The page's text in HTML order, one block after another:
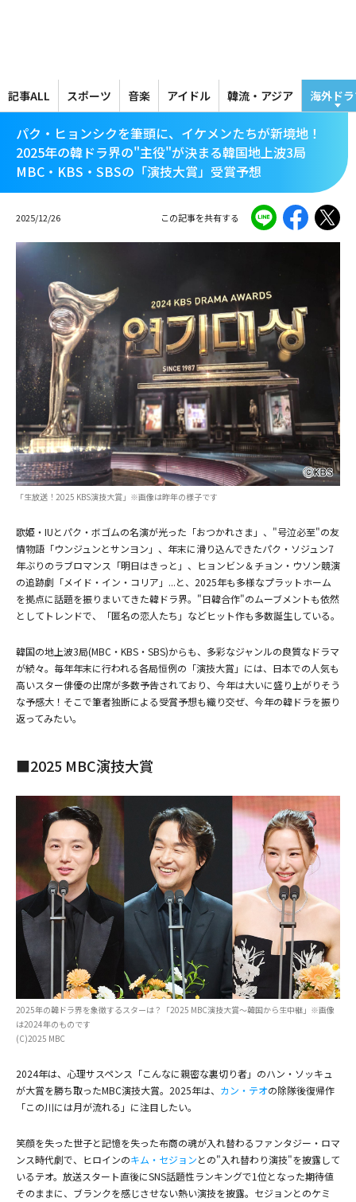
テ
ン
記事ALL スポーツ 音楽 アイドル 韓流・アジア 海外ド
パク・ヒョンシクを筆頭に、イケメンたちが新境地！
2025年の韓ドラ界の"主役"が決まる韓国地上波3局
MBC・KBS・SBSの「演技大賞」受賞予想
2025/12/26 この記事を共有する
「生放送！2025 KBS演技大賞」※画像は昨年の様子です
歌姫・IUとパク・ボゴムの名演が光った「おつかれさま」、"号泣必至"の友
情物語「ウンジュンとサンヨン」、年末に滑り込んできたパク・ソジュン7
年ぶりのラブロマンス「明日はきっと」、ヒョンビン＆チョン・ウソン競演
の追跡劇「メイド・イン・コリア」...と、2025年も多様なプラットホーム
を拠点に話題を振りまいてきた韓ドラ界。"日韓合作"のムーブメントも依然
としてトレンドで、「匿名の恋人たち」などヒット作も多数誕生している。
韓国の地上波3局(MBC・KBS・SBS)からも、多彩なジャンルの良質なドラマ
が続々。毎年年末に行われる各局恒例の「演技大賞」には、日本での人気も
高いスター俳優の出席が多数予告されており、今年は大いに盛り上がりそう
な予感大！そこで筆者独断による受賞予想も織り交ぜ、今年の韓ドラを振り
返ってみたい。
■2025 MBC演技大賞
2025年の韓ドラ界を象徴するスターは？「2025 MBC演技大賞～韓国から生中継」※画像
は2024年のものです
(C)2025 MBC
2024年は、心理サスペンス「こんなに親密な裏切り者」のハン・ソッキュ
が大賞を勝ち取ったMBC演技大賞。2025年は、 カン・テオの除隊後復帰作
「この川には月が流れる」に注目したい。
笑顔を失った世子と記憶を失った布商の魂が入れ替わるファンタジー・ロマ
ンス時代劇で、ヒロインのキム・セジョンとの"入れ替わり演技"を披露して
いるテオ。放送スタート直後にSNS話題性ランキングで1位となった期待値
そのままに、ブランクを感じさせない熱い演技を披露。セジョンとのケミ
(C)KBS
(C)SBS